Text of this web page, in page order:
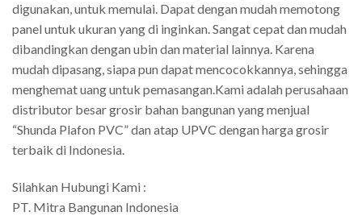
digunakan, untuk memulai. Dapat dengan mudah memotong
panel untuk ukuran yang di inginkan. Sangat cepat dan mudah
dibandingkan dengan ubin dan material lainnya. Karena
mudah dipasang, siapa pun dapat mencocokkannya, sehingga
menghemat uang untuk pemasangan.Kami adalah perusahaan
distributor besar grosir bahan bangunan yang menjual
“Shunda Plafon PVC” dan atap UPVC dengan harga grosir
terbaik di Indonesia.
Silahkan Hubungi Kami :
PT. Mitra Bangunan Indonesia